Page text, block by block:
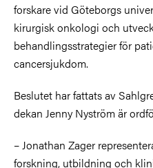
forskare vid Göteborgs
kirurgisk onkologi och
behandlingsstrategier för
cancersjukdom.
Beslutet har fattats av
dekan Jenny Nyström är
– Jonathan Zager
forskning, utbildning och